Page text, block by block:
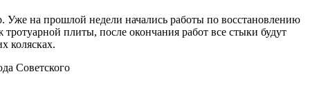
Уже на прошлой недели начались работы по восстановлению
плиты, после окончания работ все стыки будут
колясках.
Советского